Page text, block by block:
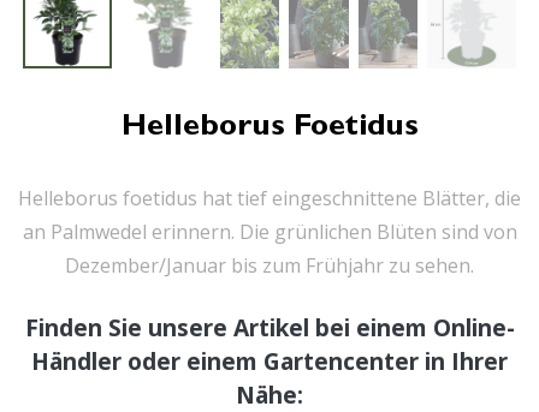
Helleborus Foetidus
Helleborus foetidus hat tief eingeschnittene Blätter, die
an Palmwedel erinnern. Die grünlichen Blüten sind von
Dezember/Januar bis zum Frühjahr zu sehen.
Finden Sie unsere Artikel bei einem Online-
Händler oder einem Gartencenter in Ihrer
Nähe: